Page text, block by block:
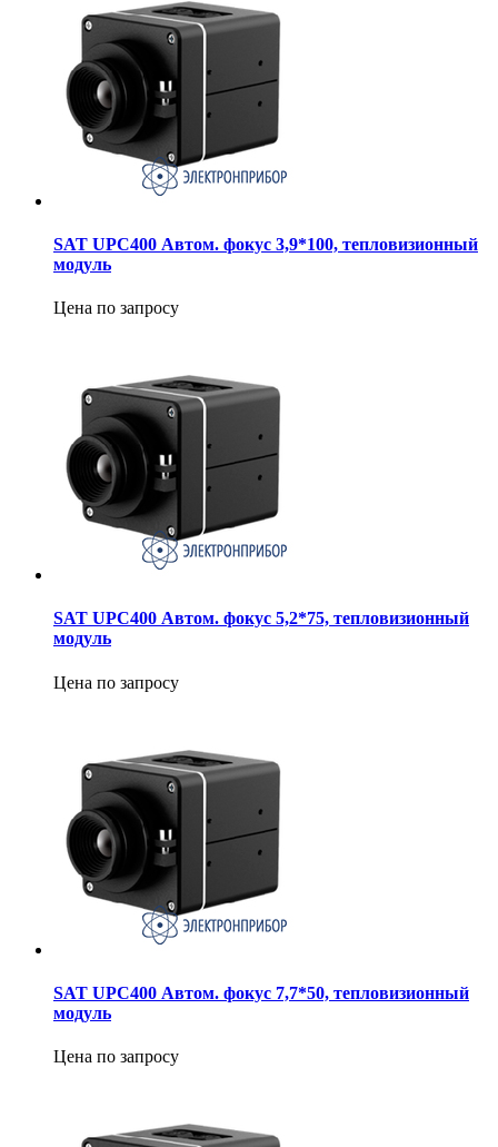
SAT UPC400 Автом. фокус 3,9*100, тепловизионный
модуль
Цена по запросу
SAT UPC400 Автом. фокус 5,2*75, тепловизионный
модуль
Цена по запросу
SAT UPC400 Автом. фокус 7,7*50, тепловизионный
модуль
Цена по запросу